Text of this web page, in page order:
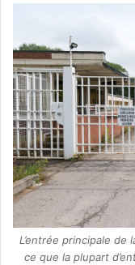
L’entrée principale de
ce que la plupart